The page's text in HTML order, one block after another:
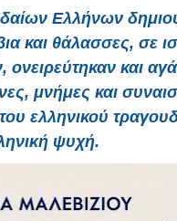
Ελλήνων
και θάλασσες, σε
και
μνήμες και
ελληνικού
ψυχή.